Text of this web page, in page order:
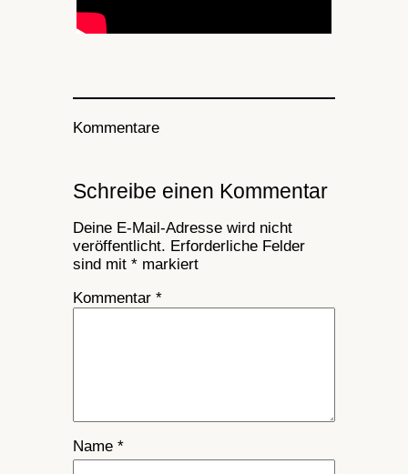
Kommentare
Schreibe einen Kommentar
Deine E-Mail-Adresse wird nicht
veröffentlicht. Erforderliche Felder
sind mit *markiert
Kommentar *
Name *